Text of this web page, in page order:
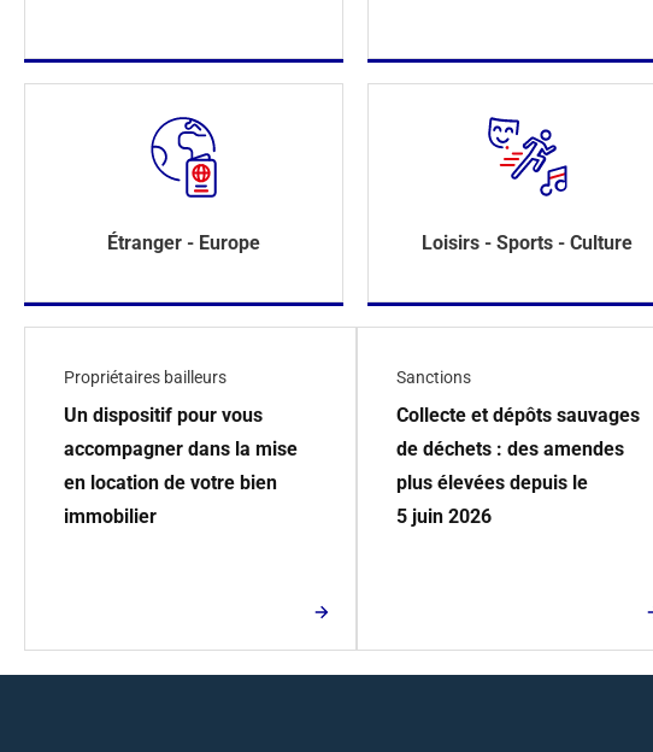
Étranger - Europe Loisirs - Sports - Culture
Propriétaires bailleurs
Un dispositif pour vous
accompagner dans la mise
en location de votre bien
immobilier
Sanctions
Collecte et dépôts sauvages
de déchets : des amendes
plus élevées depuis le
5 juin 2026